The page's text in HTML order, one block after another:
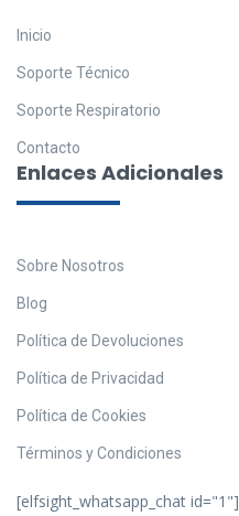
Inicio
Soporte Técnico
Soporte Respiratorio
Contacto
Enlaces Adicionales
Sobre Nosotros
Blog
Política de Devoluciones
Política de Privacidad
Política de Cookies
Términos y Condiciones
[elfsight_whatsapp_chat id="1"]